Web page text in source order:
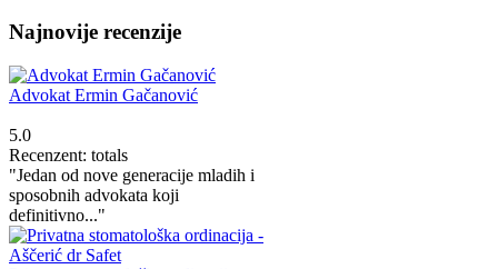
Najnovije recenzije
Advokat Ermin Gačanović
5.0
Recenzent: totals
"Jedan od nove generacije mladih i
sposobnih advokata koji
definitivno..."